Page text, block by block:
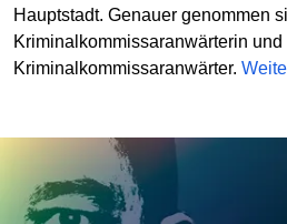
Hauptstadt. Genauer genommen
Kriminalkommissaranwärterin und
Kriminalkommissaranwärter.